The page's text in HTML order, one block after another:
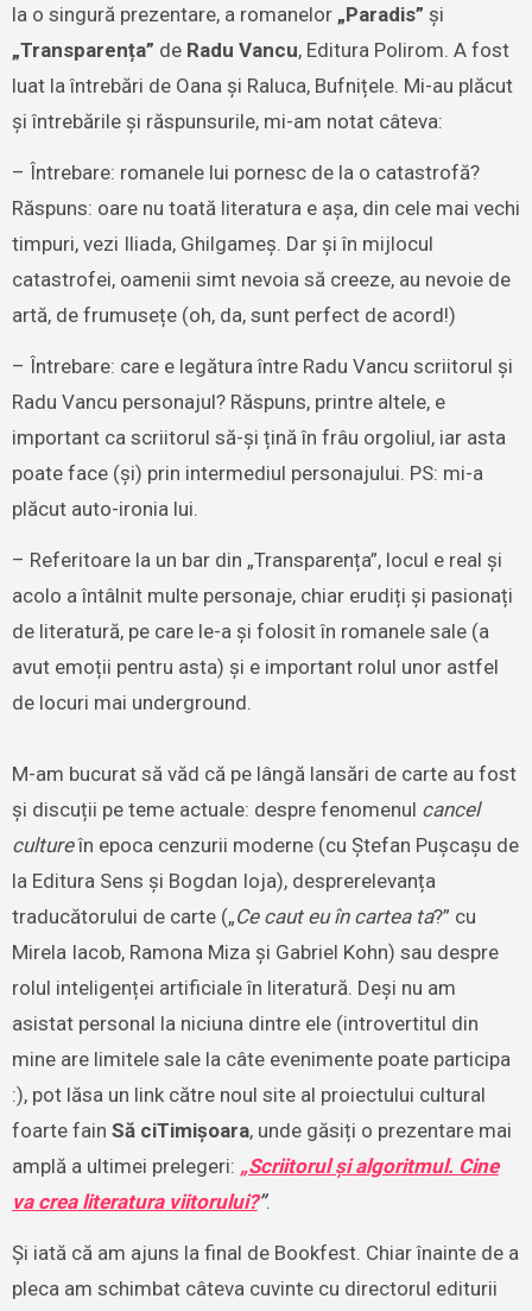
la o singură prezentare, a romanelor „Paradis” și
„Transparența” de Radu Vancu, Editura Polirom. A fost
luat la întrebări de Oana și Raluca, Bufnițele. Mi-au plăcut
și întrebările și răspunsurile, mi-am notat câteva:
– Întrebare: romanele lui pornesc de la o catastrofă?
Răspuns: oare nu toată literatura e așa, din cele mai vechi
timpuri, vezi Iliada, Ghilgameș. Dar și în mijlocul
catastrofei, oamenii simt nevoia să creeze, au nevoie de
artă, de frumusețe (oh, da, sunt perfect de acord!)
– Întrebare: care e legătura între Radu Vancu scriitorul și
Radu Vancu personajul? Răspuns, printre altele, e
important ca scriitorul să-și țină în frâu orgoliul, iar asta
poate face (și) prin intermediul personajului. PS: mi-a
plăcut auto-ironia lui.
– Referitoare la un bar din „Transparența”, locul e real și
acolo a întâlnit multe personaje, chiar erudiți și pasionați
de literatură, pe care le-a și folosit în romanele sale (a
avut emoții pentru asta) și e important rolul unor astfel
de locuri mai underground.
M-am bucurat să văd că pe lângă lansări de carte au fost
și discuții pe teme actuale: despre fenomenul cancel
cultureîn epoca cenzurii moderne (cu Ștefan Pușcașu de
la Editura Sens și Bogdan Ioja), desprerelevanța
traducătorului de carte („Ce caut eu în cartea ta?” cu
Mirela Iacob, Ramona Miza și Gabriel Kohn) sau despre
rolul inteligenței artificiale în literatură. Deși nu am
asistat personal la niciuna dintre ele (introvertitul din
mine are limitele sale la câte evenimente poate participa
:), pot lăsa un link către noul site al proiectului cultural
foarte fain Să ciTimișoara, unde găsiți o prezentare mai
amplă a ultimei prelegeri: „Scriitorul și algoritmul. Cine
va crea literatura viitorului?”.
Și iată că am ajuns la final de Bookfest. Chiar înainte de a
pleca am schimbat câteva cuvinte cu directorul editurii